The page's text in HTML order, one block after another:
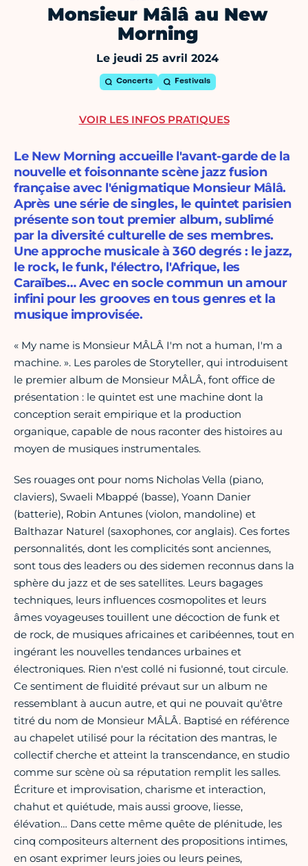
Monsieur Mâlâ au New
Morning
Le jeudi 25 avril 2024
Concerts Festivals
Le New Morning accueille l'avant-garde de la
nouvelle et foisonnante scène jazz fusion
française avec l'énigmatique Monsieur Mâlâ.
Après une série de singles, le quintet parisien
présente son tout premier album, sublimé
par la diversité culturelle de ses membres.
Une approche musicale à 360 degrés : le jazz,
le rock, le funk, l'électro, l'Afrique, les
Caraïbes… Avec en socle commun un amour
infini pour les grooves en tous genres et la
musique improvisée.
« My name is Monsieur MÂLÂ I'm not a human, I'm a
machine. ». Les paroles de Storyteller, qui introduisent
le premier album de Monsieur MÂLÂ, font office de
présentation : le quintet est une machine dont la
conception serait empirique et la production
organique, capable de nous raconter des histoires au
moyen de musiques instrumentales.
Ses rouages ont pour noms Nicholas Vella (piano,
claviers), Swaeli Mbappé (basse), Yoann Danier
(batterie), Robin Antunes (violon, mandoline) et
Balthazar Naturel (saxophones, cor anglais). Ces fortes
personnalités, dont les complicités sont anciennes,
sont tous des leaders ou des sidemen reconnus dans la
sphère du jazz et de ses satellites. Leurs bagages
techniques, leurs influences cosmopolites et leurs
âmes voyageuses touillent une décoction de funk et
de rock, de musiques africaines et caribéennes, tout en
ingérant les nouvelles tendances urbaines et
électroniques. Rien n'est collé ni fusionné, tout circule.
Ce sentiment de fluidité prévaut sur un album ne
ressemblant à aucun autre, et qui ne pouvait qu'être
titré du nom de Monsieur MÂLÂ. Baptisé en référence
au chapelet utilisé pour la récitation des mantras, le
collectif cherche et atteint la transcendance, en studio
comme sur scène où sa réputation remplit les salles.
Écriture et improvisation, charisme et interaction,
chahut et quiétude, mais aussi groove, liesse,
élévation… Dans cette même quête de plénitude, les
cinq compositeurs alternent des propositions intimes,
en osant exprimer leurs joies ou leurs peines,
VOIR LES INFOS PRATIQUES